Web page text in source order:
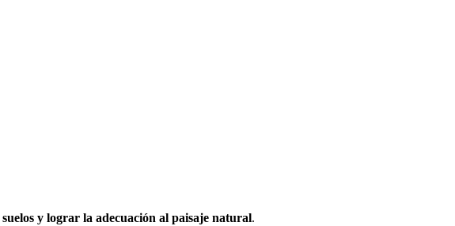
y lograr la adecuación al paisaje natural.